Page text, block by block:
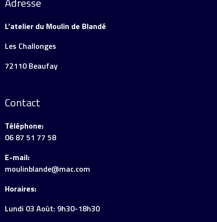
L’atelier du Moulin de Blandé
Les Challonges
72110 Beaufay
Contact
Téléphone:
06 87 51 77 58
E-mail:
moulinblande@mac.com
Horaires:
Lundi 03 Août: 9h30-18h30